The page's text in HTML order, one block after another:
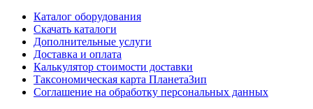
Каталог оборудования
Скачать каталоги
Дополнительные услуги
Доставка и оплата
Калькулятор стоимости доставки
Таксономическая карта ПланетаЗип
Соглашение на обработку персональных данных